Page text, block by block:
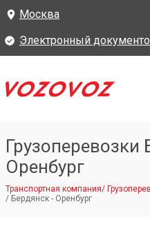
Москва
Электронный
Грузоперевозки
Оренбург
Транспортная компания/
/ Бердянск - Оренбург